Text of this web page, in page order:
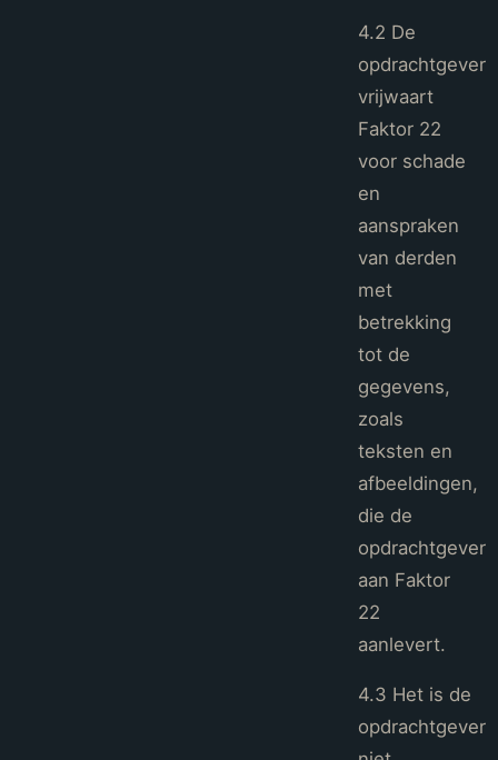
4.2 De
opdrachtgever
vrijwaart
Faktor 22
voor schade
en
aanspraken
van derden
met
betrekking
tot de
gegevens,
zoals
teksten en
afbeeldingen,
die de
opdrachtgever
aan Faktor
22
aanlevert.
4.3 Het is de
opdrachtgever